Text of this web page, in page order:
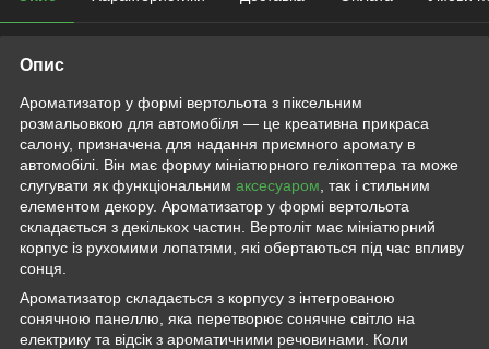
Опис
Ароматизатор у формі вертольота з піксельним
розмальовкою для автомобіля — це креативна прикраса
салону, призначена для надання приємного аромату в
автомобілі. Він має форму мініатюрного гелікоптера та може
слугувати як функціональним аксесуаром , так і стильним
елементом декору. Ароматизатор у формі вертольота
складається з декількох частин. Вертоліт має мініатюрний
корпус із рухомими лопатями, які обертаються під час впливу
сонця.
Ароматизатор складається з корпусу з інтегрованою
сонячною панеллю, яка перетворює сонячне світло на
електрику та відсік з ароматичними речовинами. Коли